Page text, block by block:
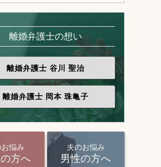
離婚弁護士の想い
離婚弁護士 谷川 聖治
離婚弁護士 岡本 珠亀子
悩み
方へ
夫のお悩み
男性の方へ